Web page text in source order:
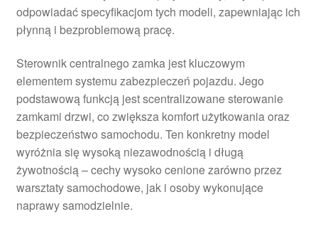
odpowiadać specyfikacjom tych modeli, zapewniając ich
płynną i bezproblemową pracę.
Sterownik centralnego zamka jest kluczowym
elementem systemu zabezpieczeń pojazdu. Jego
podstawową funkcją jest scentralizowane sterowanie
zamkami drzwi, co zwiększa komfort użytkowania oraz
bezpieczeństwo samochodu. Ten konkretny model
wyróżnia się wysoką niezawodnością i długą
żywotnością – cechy wysoko cenione zarówno przez
warsztaty samochodowe, jak i osoby wykonujące
naprawy samodzielnie.